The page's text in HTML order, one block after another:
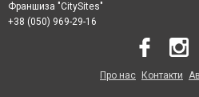
Франшиза "CitySites"
+38 (050) 969-29-16
Про нас Контакти